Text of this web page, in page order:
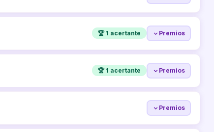
🏆 1 acertante Premios
🏆 1 acertante Premios
Premios